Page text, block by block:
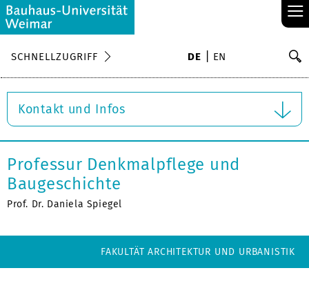
≡
SCHNELLZUGRIFF DE EN
Kontakt und Infos
Professur Denkmalpflege und
Baugeschichte
Prof. Dr. Daniela Spiegel
FAKULTÄT ARCHITEKTUR UND URBANISTIK